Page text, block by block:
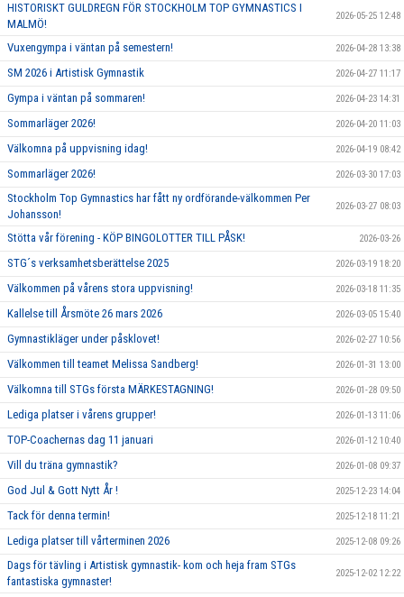
HISTORISKT GULDREGN FÖR STOCKHOLM TOP GYMNASTICS I
MALMÖ!
2026-05-25 12:48
Vuxengympa i väntan på semestern! 2026-04-28 13:38
SM 2026 i Artistisk Gymnastik 2026-04-27 11:17
Gympa i väntan på sommaren! 2026-04-23 14:31
Sommarläger 2026! 2026-04-20 11:03
Välkomna på uppvisning idag! 2026-04-19 08:42
Sommarläger 2026! 2026-03-30 17:03
Stockholm Top Gymnastics har fått ny ordförande-välkommen Per
Johansson!
2026-03-27 08:03
Stötta vår förening - KÖP BINGOLOTTER TILL PÅSK! 2026-03-26
STG´s verksamhetsberättelse 2025 2026-03-19 18:20
Välkommen på vårens stora uppvisning! 2026-03-18 11:35
Kallelse till Årsmöte 26 mars 2026 2026-03-05 15:40
Gymnastikläger under påsklovet! 2026-02-27 10:56
Välkommen till teamet Melissa Sandberg! 2026-01-31 13:00
Välkomna till STGs första MÄRKESTAGNING! 2026-01-28 09:50
Lediga platser i vårens grupper! 2026-01-13 11:06
TOP-Coachernas dag 11 januari 2026-01-12 10:40
Vill du träna gymnastik? 2026-01-08 09:37
God Jul & Gott Nytt År ! 2025-12-23 14:04
Tack för denna termin! 2025-12-18 11:21
Lediga platser till vårterminen 2026 2025-12-08 09:26
Dags för tävling i Artistisk gymnastik- kom och heja fram STGs
fantastiska gymnaster!
2025-12-02 12:22